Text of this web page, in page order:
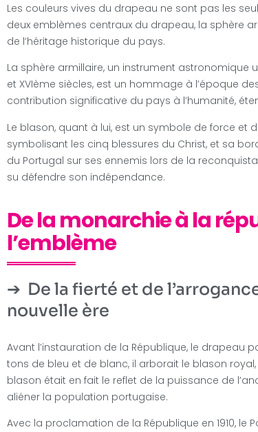
Les couleurs vives du drapeau ne sont pas les
deux emblèmes centraux du drapeau, la sphère
de l’héritage historique du pays.
La sphère armillaire, un instrument astronomique
et XVIème siècles, est un hommage à l’époque
contribution significative du pays à l’humanité,
Le blason, quant à lui, est un symbole de force
symbolisant les cinq blessures du Christ, et sa
du Portugal sur ses ennemis lors de la
su défendre son indépendance.
De la monarchie à la
l’emblème
De la fierté et de
nouvelle ère
Avant l’instauration de la République, le drapeau
tons de bleu et de blanc, il arborait le blason
blason était en fait le reflet de la puissance de
aliéner la population portugaise.
Avec la proclamation de la République en 1910, le